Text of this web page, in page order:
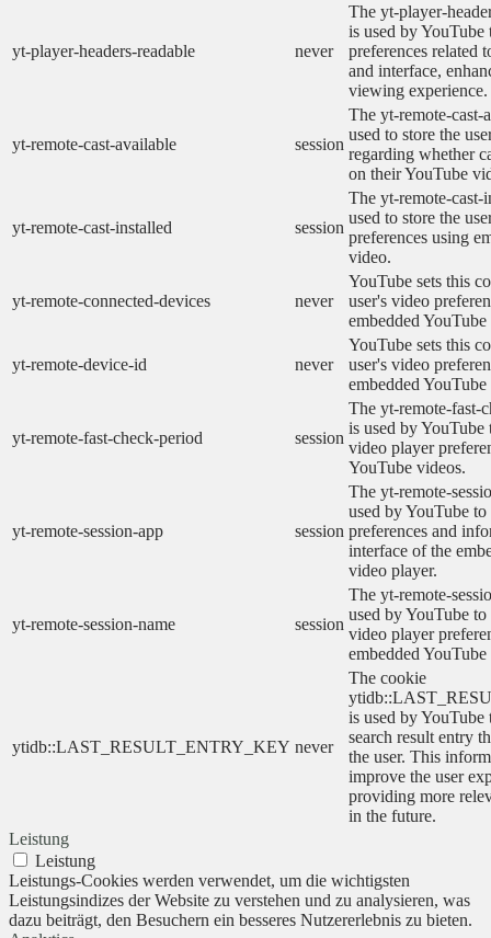
yt-player-headers-readable never
The yt-player-
is used by YouTube
preferences related
and interface,
viewing experience.
yt-remote-cast-available session
The yt-remote-cast-
used to store the
regarding whether
on their YouTube
yt-remote-cast-installed session
The yt-remote-cast-
used to store the
preferences using
video.
yt-remote-connected-devices never
YouTube sets this
user's video
embedded
yt-remote-device-id never
YouTube sets this
user's video
embedded
yt-remote-fast-check-period session
The yt-remote-fast-
is used by YouTube
video player
YouTube videos.
yt-remote-session-app session
The yt-remote-
used by YouTube to
preferences and
interface of the
video player.
yt-remote-session-name session
The yt-remote-
used by YouTube to
video player
embedded
ytidb::LAST_RESULT_ENTRY_KEY never
The cookie
is used by YouTube
search result entry
the user. This
improve the user
providing more
in the future.
Leistung
Leistung
Leistungs-Cookies werden verwendet, um die wichtigsten
Leistungsindizes der Website zu verstehen und zu analysieren, was
dazu beiträgt, den Besuchern ein besseres Nutzererlebnis zu bieten.